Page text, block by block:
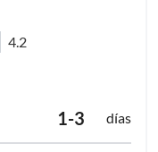
4.2
1-3 días